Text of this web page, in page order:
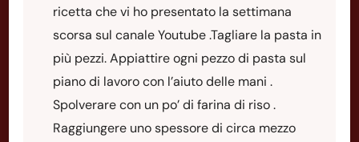
ricetta che vi ho presentato la settimana
scorsa sul canale Youtube .Tagliare la pasta in
più pezzi. Appiattire ogni pezzo di pasta sul
piano di lavoro con l’aiuto delle mani .
Spolverare con un po’ di farina di riso .
Raggiungere uno spessore di circa mezzo